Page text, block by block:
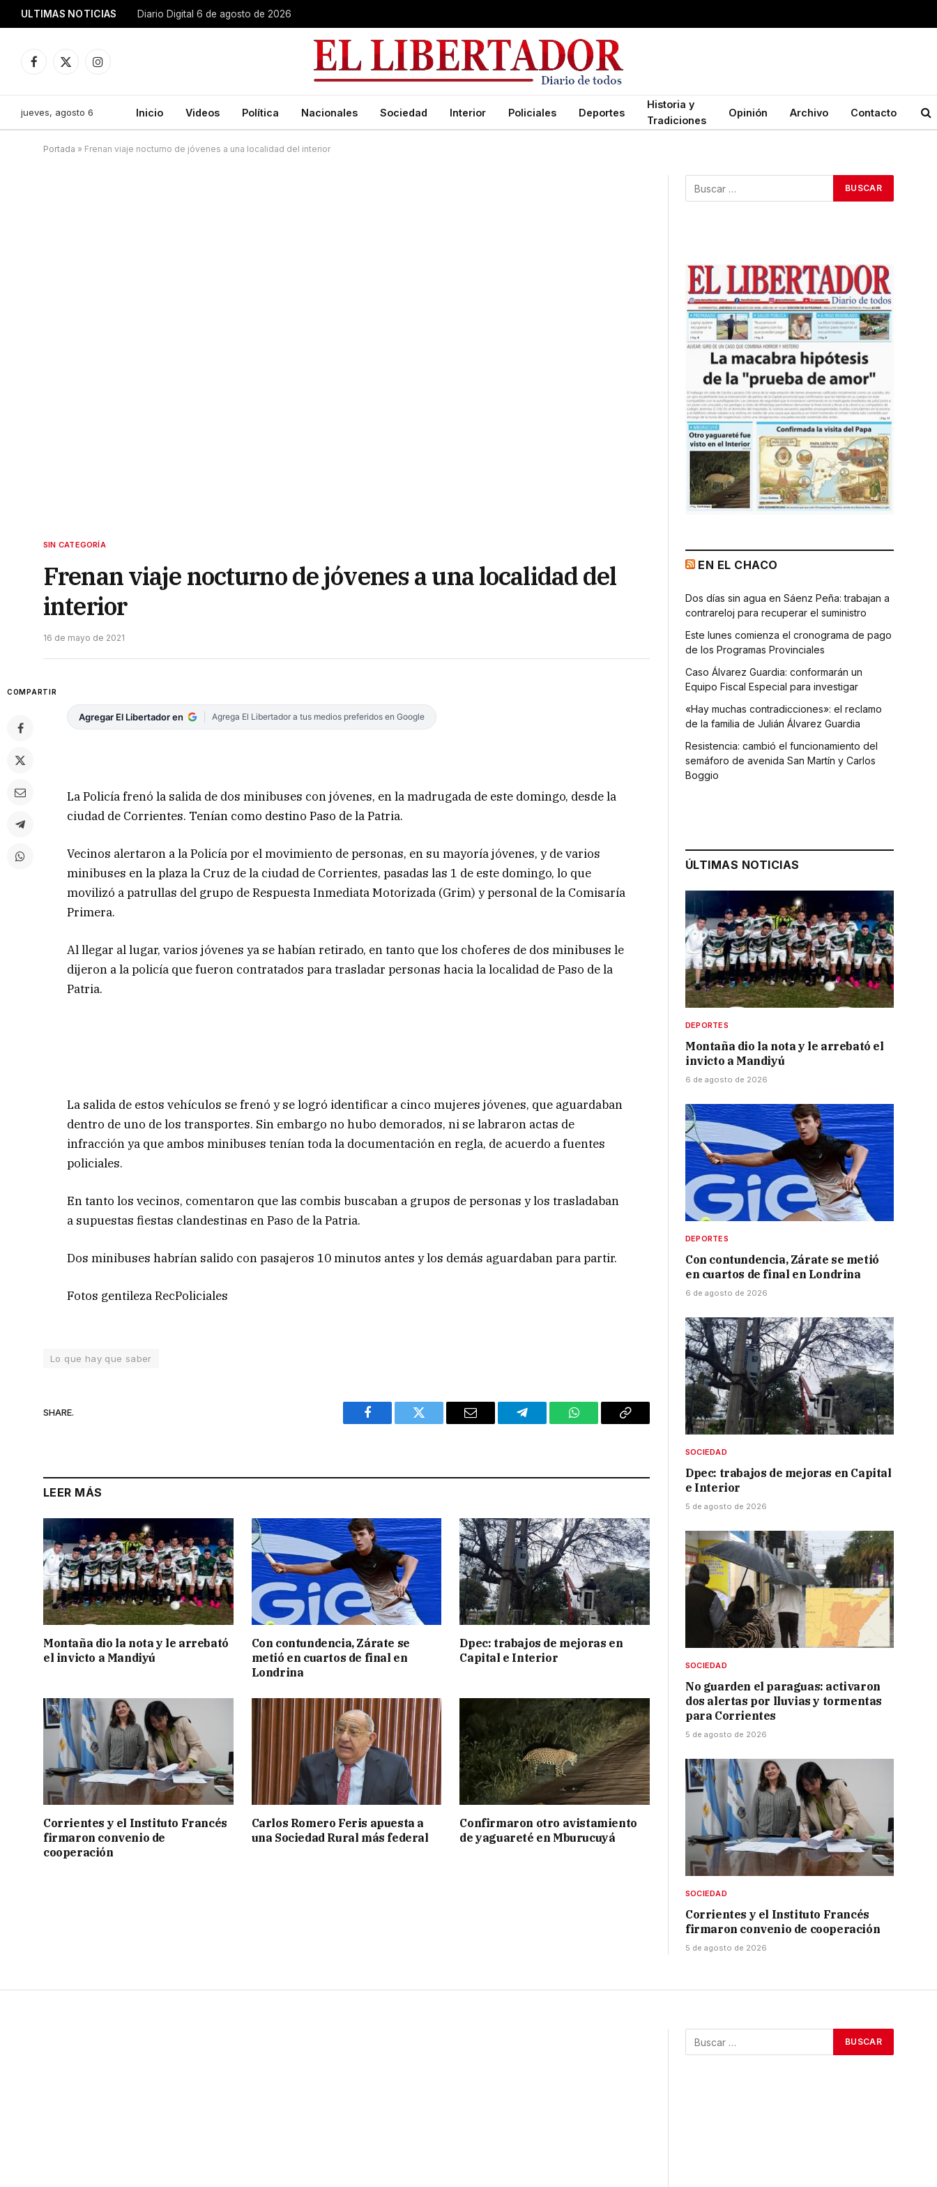
ULTIMAS NOTICIAS Diario Digital 6 de agosto de 2026
Facebook
X
Instagram
jueves, agosto 6 Inicio Videos Política Nacionales Sociedad Interior Policiales Deportes
Historia y
Tradiciones
Opinión Archivo Contacto
Portada » Frenan viaje nocturno de jóvenes a una localidad del interior
SIN CATEGORÍA
Frenan viaje nocturno de jóvenes a una localidad del
interior
16 de mayo de 2021
COMPARTIR
Agregar El Libertador en Agrega El Libertador a tus medios preferidos en Google
La Policía frenó la salida de dos minibuses con jóvenes, en la madrugada de este domingo, desde la
ciudad de Corrientes. Tenían como destino Paso de la Patria.
Vecinos alertaron a la Policía por el movimiento de personas, en su mayoría jóvenes, y de varios
minibuses en la plaza la Cruz de la ciudad de Corrientes, pasadas las 1 de este domingo, lo que
movilizó a patrullas del grupo de Respuesta Inmediata Motorizada (Grim) y personal de la Comisaría
Primera.
Al llegar al lugar, varios jóvenes ya se habían retirado, en tanto que los choferes de dos minibuses le
dijeron a la policía que fueron contratados para trasladar personas hacia la localidad de Paso de la
Patria.
La salida de estos vehículos se frenó y se logró identificar a cinco mujeres jóvenes, que aguardaban
dentro de uno de los transportes. Sin embargo no hubo demorados, ni se labraron actas de
infracción ya que ambos minibuses tenían toda la documentación en regla, de acuerdo a fuentes
policiales.
En tanto los vecinos, comentaron que las combis buscaban a grupos de personas y los trasladaban
a supuestas fiestas clandestinas en Paso de la Patria.
Dos minibuses habrían salido con pasajeros 10 minutos antes y los demás aguardaban para partir.
Fotos gentileza RecPoliciales
Lo que hay que saber
SHARE.
Facebook Twitter Email Telegram WhatsAppCopy
LEER MÁS
Montaña dio la nota y le arrebató
el invicto a Mandiyú
Con contundencia, Zárate se
metió en cuartos de final en
Londrina
Dpec: trabajos de mejoras en
Capital e Interior
Corrientes y el Instituto Francés
firmaron convenio de
cooperación
Carlos Romero Feris apuesta a
una Sociedad Rural más federal
Confirmaron otro avistamiento
de yaguareté en Mburucuyá
EN EL CHACO
Dos días sin agua en Sáenz Peña: trabajan a
contrareloj para recuperar el suministro
Este lunes comienza el cronograma de pago
de los Programas Provinciales
Caso Álvarez Guardia: conformarán un
Equipo Fiscal Especial para investigar
«Hay muchas contradicciones»: el reclamo
de la familia de Julián Álvarez Guardia
Resistencia: cambió el funcionamiento del
semáforo de avenida San Martín y Carlos
Boggio
ÚLTIMAS NOTICIAS
DEPORTES
Montaña dio la nota y le arrebató el
invicto a Mandiyú
6 de agosto de 2026
DEPORTES
Con contundencia, Zárate se metió
en cuartos de final en Londrina
6 de agosto de 2026
SOCIEDAD
Dpec: trabajos de mejoras en Capital
e Interior
5 de agosto de 2026
SOCIEDAD
No guarden el paraguas: activaron
dos alertas por lluvias y tormentas
para Corrientes
5 de agosto de 2026
SOCIEDAD
Corrientes y el Instituto Francés
firmaron convenio de cooperación
5 de agosto de 2026